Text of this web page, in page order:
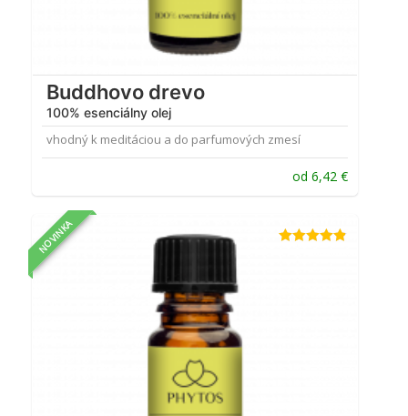
Buddhovo drevo
100% esenciálny olej
vhodný k meditáciou a do parfumových zmesí
od 6,42 €
NOVINKA